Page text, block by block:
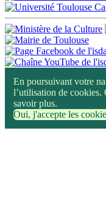
En poursuivant votre
l’utilisation de cookies.
savoir plus.
Oui, j'accepte les